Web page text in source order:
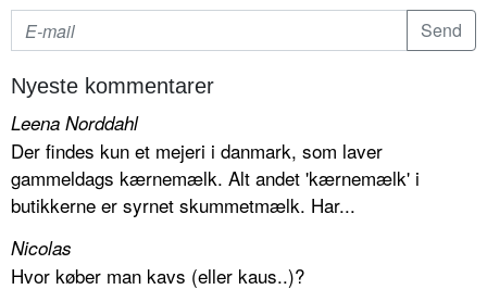
Nyeste kommentarer
Leena Norddahl
Der findes kun et mejeri i danmark, som laver
gammeldags kærnemælk. Alt andet 'kærnemælk' i
butikkerne er syrnet skummetmælk. Har...
Nicolas
Hvor køber man kavs (eller kaus..)?